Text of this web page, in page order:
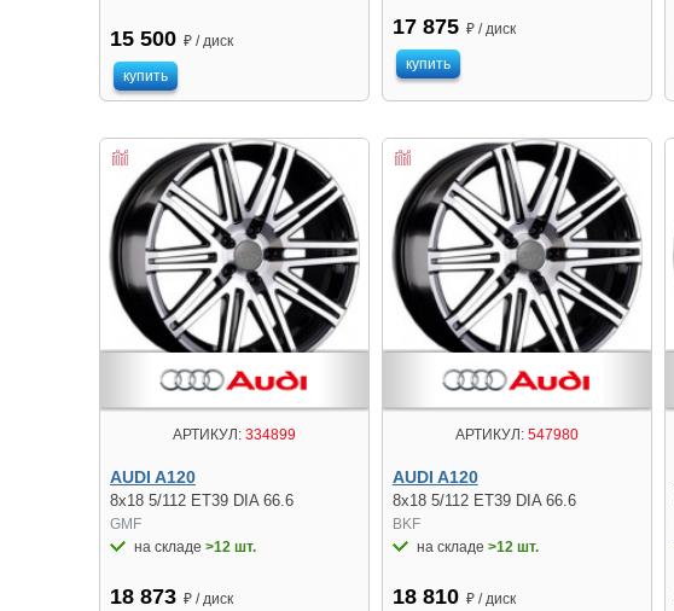
15 500 ₽ / диск
купить
17 875 ₽ / диск
купить
АРТИКУЛ:334899
AUDI A120
8x18 5/112 ET39 DIA 66.6
GMF
на складе >12 шт.
18 873 ₽ / диск
АРТИКУЛ:547980
AUDI A120
8x18 5/112 ET39 DIA 66.6
BKF
на складе >12 шт.
18 810 ₽ / диск